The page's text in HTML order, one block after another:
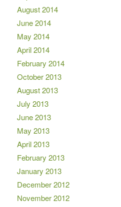
August 2014
June 2014
May 2014
April 2014
February 2014
October 2013
August 2013
July 2013
June 2013
May 2013
April 2013
February 2013
January 2013
December 2012
November 2012